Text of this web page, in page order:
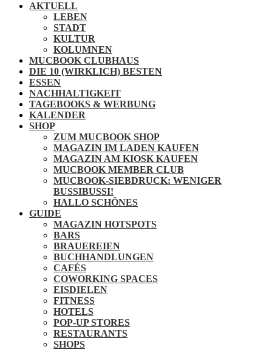
AKTUELL
LEBEN
STADT
KULTUR
KOLUMNEN
MUCBOOK CLUBHAUS
DIE 10 (WIRKLICH) BESTEN
ESSEN
NACHHALTIGKEIT
TAGEBOOKS & WERBUNG
KALENDER
SHOP
ZUM MUCBOOK SHOP
MAGAZIN IM LADEN KAUFEN
MAGAZIN AM KIOSK KAUFEN
MUCBOOK MEMBER CLUB
MUCBOOK-SIEBDRUCK: WENIGER
BUSSIBUSSI!
HALLO SCHÖNES
GUIDE
MAGAZIN HOTSPOTS
BARS
BRAUEREIEN
BUCHHANDLUNGEN
CAFÉS
COWORKING SPACES
EISDIELEN
FITNESS
HOTELS
POP-UP STORES
RESTAURANTS
SHOPS